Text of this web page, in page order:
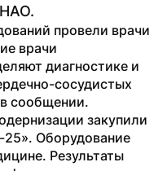
провели врачи
врачи
диагностике и
сосудистых
сообщении.
закупили
Оборудование
Результаты